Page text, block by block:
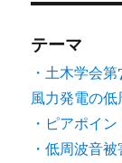
テーマ
・土木学会
風力発電の
・ピアポイ
・低周波音